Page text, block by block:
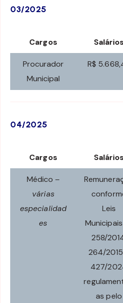
03/2025
Cargos Salários
Procurador
Municipal
R$
04/2025
Cargos Salários
Médico –
várias
especialidad
es
Leis
258/
264/
427/
as pelo